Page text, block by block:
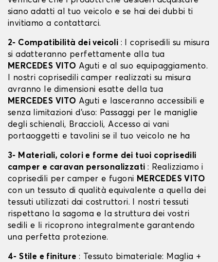
siano adatti al tuo veicolo e se hai dei dubbi ti
invitiamo a contattarci.
2- Compatibilità dei veicoli : I coprisedili su misura
si adatteranno perfettamente alla tua
MERCEDES VITO Aguti e al suo equipaggiamento.
I nostri coprisedili camper realizzati su misura
avranno le dimensioni esatte della tua
MERCEDES VITO Aguti e lasceranno accessibili e
senza limitazioni d’uso: Passaggi per le maniglie
degli schienali, Braccioli, Accesso ai vani
portaoggetti e tavolini se il tuo veicolo ne ha
3- Materiali, colori e forme dei tuoi coprisedili
camper e caravan personalizzati : Realizziamo i
coprisedili per camper e fugoni MERCEDES VITO
con un tessuto di qualità equivalente a quella dei
tessuti utilizzati dai costruttori. I nostri tessuti
rispettano la sagoma e la struttura dei vostri
sedili e li ricoprono integralmente garantendo
una perfetta protezione.
4- Stile e finiture : Tessuto bimateriale: Maglia +